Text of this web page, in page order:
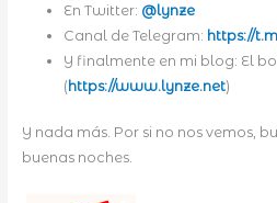
En Twitter: @lynze
Canal de Telegram: https://
Y finalmente en mi blog: El
(https://www.lynze.net)
Y nada más. Por si no nos vemos,
buenas noches.